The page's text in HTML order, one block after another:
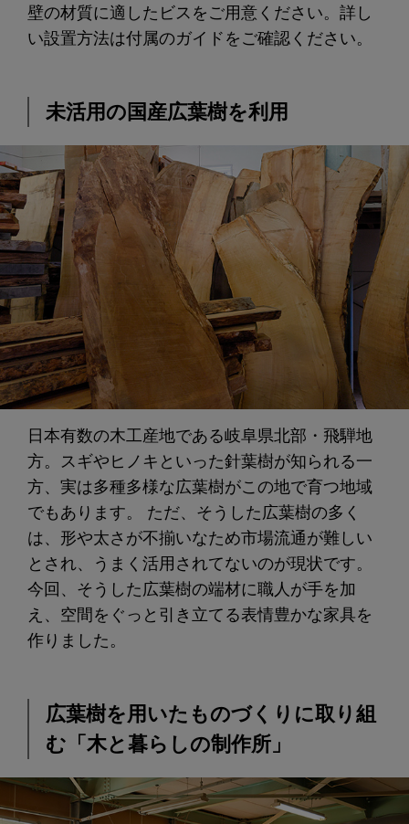
壁の材質に適したビスをご用意ください。詳し
い設置方法は付属のガイドをご確認ください。
未活用の国産広葉樹を利用
日本有数の木工産地である岐阜県北部・飛騨地
方。スギやヒノキといった針葉樹が知られる一
方、実は多種多様な広葉樹がこの地で育つ地域
でもあります。 ただ、そうした広葉樹の多く
は、形や太さが不揃いなため市場流通が難しい
とされ、うまく活用されてないのが現状です。
今回、そうした広葉樹の端材に職人が手を加
え、空間をぐっと引き立てる表情豊かな家具を
作りました。
広葉樹を用いたものづくりに取り組
む「木と暮らしの制作所」